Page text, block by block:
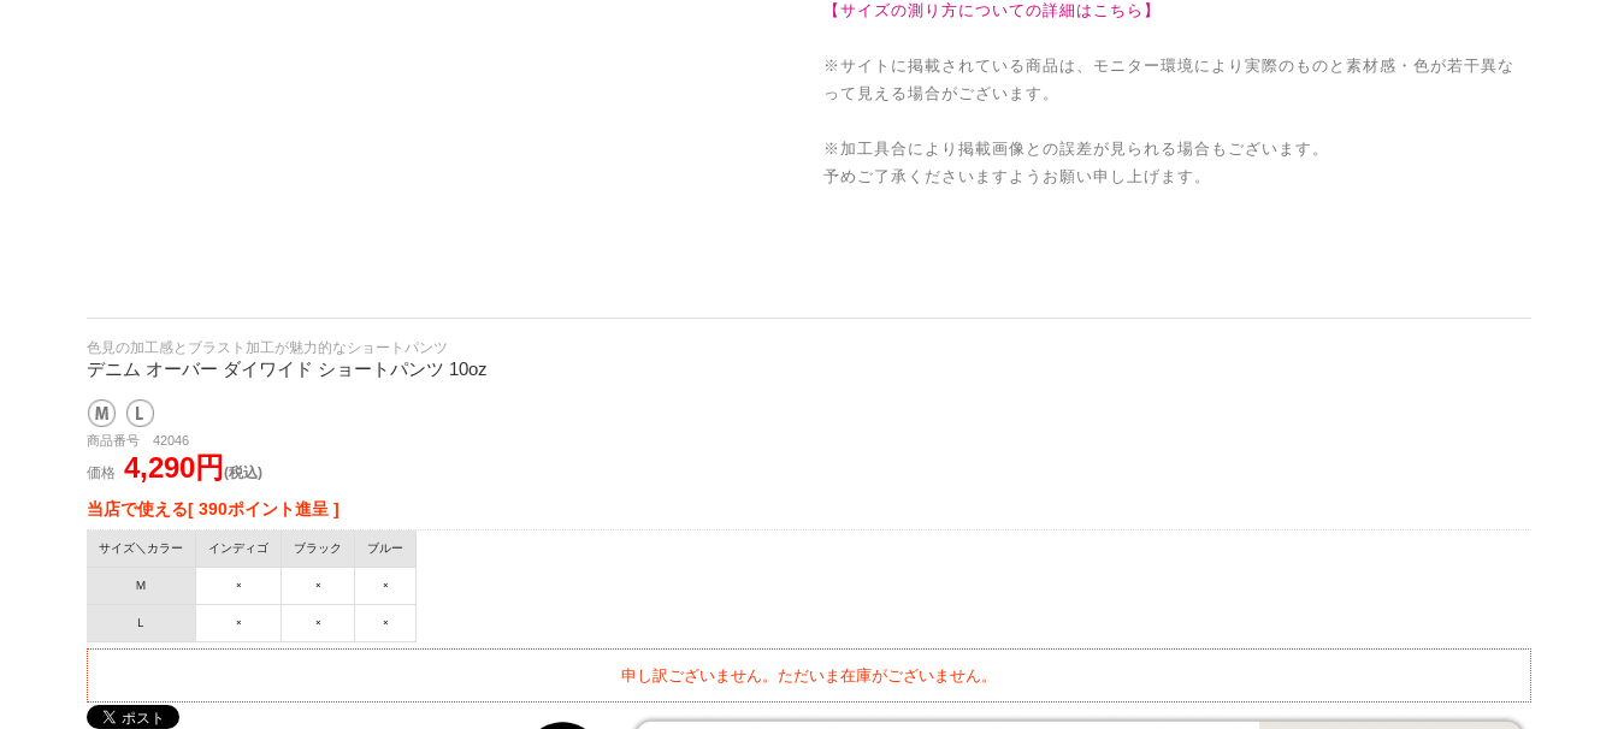
【サイズの測り方についての詳細はこちら】
※サイトに掲載されている商品は、モニター環境により実際のものと素材感・色が若干異な
って見える場合がございます。
※加工具合により掲載画像との誤差が見られる場合もございます。
予めご了承くださいますようお願い申し上げます。
色見の加工感とブラスト加工が魅力的なショートパンツ
デニム オーバー ダイワイド ショートパンツ 10oz
商品番号 42046
価格 4,290円 (税込)
当店で使える[ 390ポイント進呈 ]
サイズ＼カラー インディゴ ブラック ブルー
Ｍ × × ×
Ｌ × × ×
申し訳ございません。ただいま在庫がございません。